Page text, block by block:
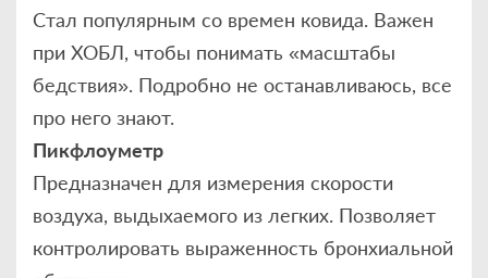
Стал популярным со времен ковида. Важен
при ХОБЛ, чтобы понимать «масштабы
бедствия». Подробно не останавливаюсь, все
про него знают.
Пикфлоуметр
Предназначен для измерения скорости
воздуха, выдыхаемого из легких. Позволяет
контролировать выраженность бронхиальной